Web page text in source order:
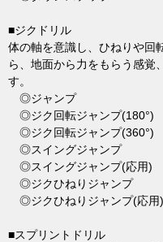
■ジクドリル
体の軸を意識し、ひねりや回
ら、地面から力をもらう感覚
す。
◎ジャンプ
◎ジク回転ジャンプ(180°)
◎ジク回転ジャンプ(360°)
◎スイングジャンプ
◎スイングジャンプ(応用)
◎ジクひねりジャンプ
◎ジクひねりジャンプ(応用)
■スプリントドリル